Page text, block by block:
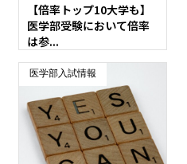
【倍率トップ10大学も】
医学部受験において倍率
は参...
医学部入試情報